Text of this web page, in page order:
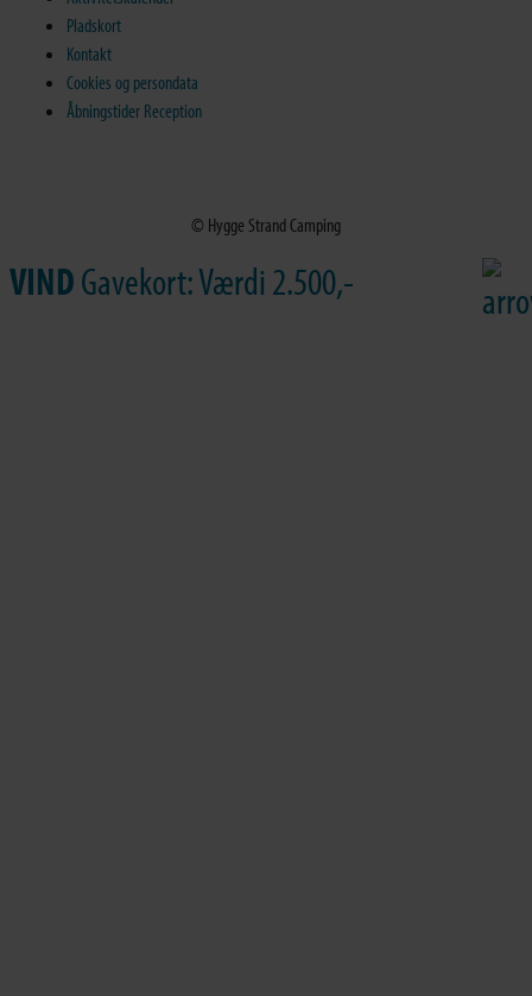
Pladskort
Kontakt
Cookies og persondata
Åbningstider Reception
© Hygge Strand Camping
VINDGavekort: Værdi 2.500,-